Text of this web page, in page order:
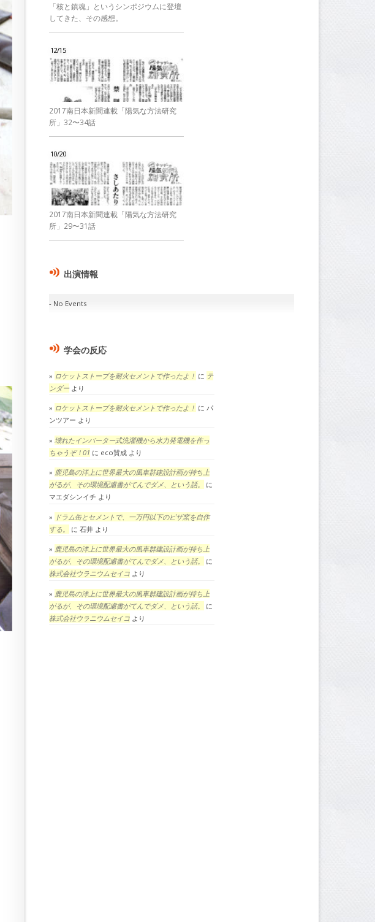
「核と鎮魂」というシンポジウムに登壇
してきた、その感想。
12/15
2017南日本新聞連載「陽気な方法研究
所」32〜34話
10/20
2017南日本新聞連載「陽気な方法研究
所」29〜31話
出演情報
No Events
学会の反応
ロケットストーブを耐火セメントで作ったよ！ に テ
ンダーより
ロケットストーブを耐火セメントで作ったよ！ に パ
ンツアー より
壊れたインバーター式洗濯機から水力発電機を作っ
ちゃうぞ！01 に eco賛成 より
鹿児島の洋上に世界最大の風車群建設計画が持ち上
がるが、その環境配慮書がてんでダメ、という話。
に
マエダシンイチ より
ドラム缶とセメントで、一万円以下のピザ窯を自作
する。
に 石井 より
鹿児島の洋上に世界最大の風車群建設計画が持ち上
がるが、その環境配慮書がてんでダメ、という話。
に
株式会社ウラニウムセイコ より
鹿児島の洋上に世界最大の風車群建設計画が持ち上
がるが、その環境配慮書がてんでダメ、という話。
に
株式会社ウラニウムセイコ より